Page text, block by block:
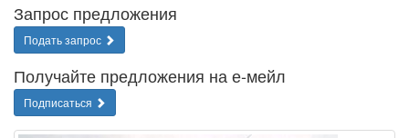
Запрос предложения
Подать запрос
Получайте предложения на е-мейл
Подписаться